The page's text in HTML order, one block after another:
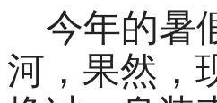
今年的暑
河，果然，